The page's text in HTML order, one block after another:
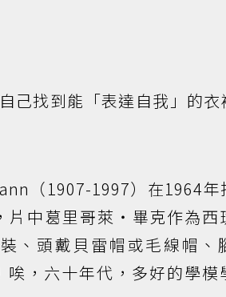
己找到能「表達自我」的衣
（1907-1997）在1964年
片中葛里哥萊‧畢克作為西
、頭戴貝雷帽或毛線帽、
，六十年代，多好的學模